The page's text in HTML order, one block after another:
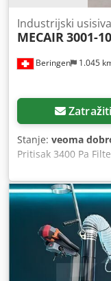
Beringen 1.045
Industrijski
MECAIR3001-
Zatražiti
Stanje: veoma
Pritisak 3400 Pa